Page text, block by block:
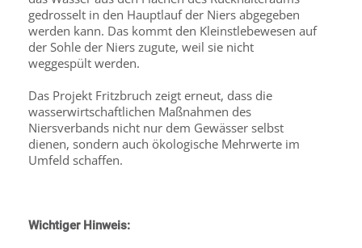
gedrosselt in den Hauptlauf der Niers abgegeben
werden kann. Das kommt den Kleinstlebewesen auf
der Sohle der Niers zugute, weil sie nicht
weggespült werden.
Das Projekt Fritzbruch zeigt erneut, dass die
wasserwirtschaftlichen Maßnahmen des
Niersverbands nicht nur dem Gewässer selbst
dienen, sondern auch ökologische Mehrwerte im
Umfeld schaffen.
Wichtiger Hinweis: